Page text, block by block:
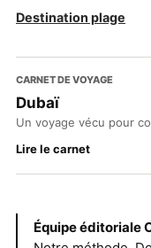
Destination plage
CARNET DE VOYAGE
Dubaï
Un voyage vécu pour
Lire le carnet
Équipe éditoriale